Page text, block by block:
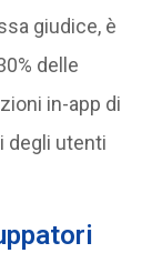
giudice, è
delle
in-app di
degli utenti